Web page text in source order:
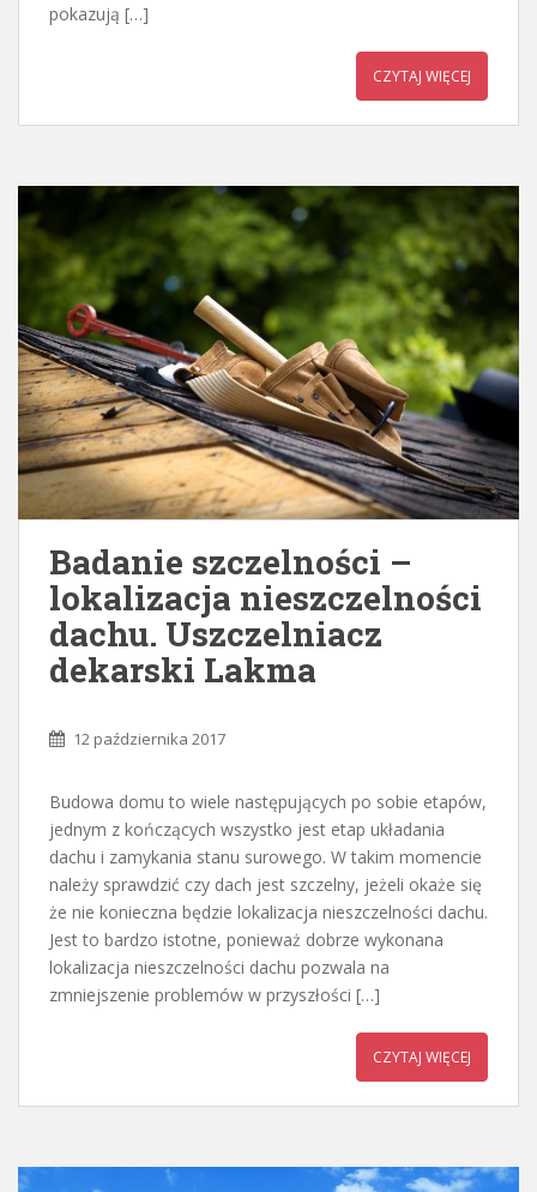
pokazują […]
CZYTAJ WIĘCEJ
Badanie szczelności –
lokalizacja nieszczelności
dachu. Uszczelniacz
dekarski Lakma
12 października 2017
Budowa domu to wiele następujących po sobie etapów,
jednym z kończących wszystko jest etap układania
dachu i zamykania stanu surowego. W takim momencie
należy sprawdzić czy dach jest szczelny, jeżeli okaże się
że nie konieczna będzie lokalizacja nieszczelności dachu.
Jest to bardzo istotne, ponieważ dobrze wykonana
lokalizacja nieszczelności dachu pozwala na
zmniejszenie problemów w przyszłości […]
CZYTAJ WIĘCEJ